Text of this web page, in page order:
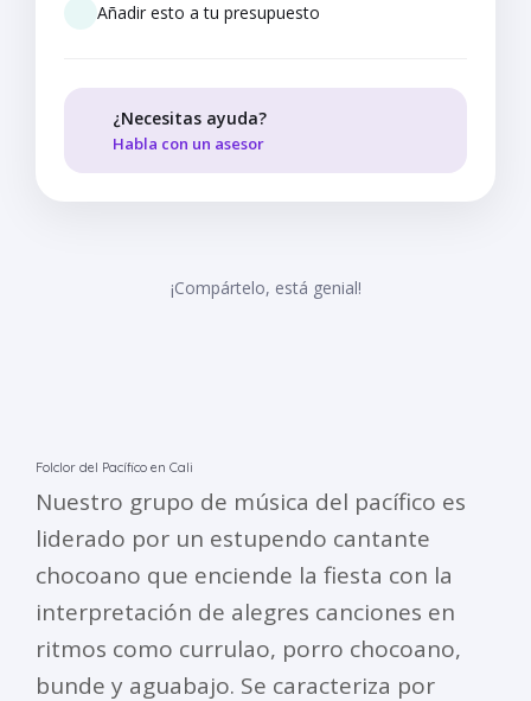
Añadir esto a tu presupuesto
¿Necesitas ayuda?
Habla con un asesor
¡Compártelo, está genial!
Folclor del Pacífico en Cali
Nuestro grupo de música del pacífico es
liderado por un estupendo cantante
chocoano que enciende la fiesta con la
interpretación de alegres canciones en
ritmos como currulao, porro chocoano,
bunde y aguabajo. Se caracteriza por